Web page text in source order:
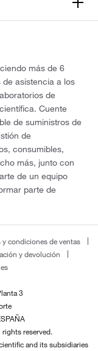
más de 6
asistencia a los
de
Cuente
de suministros de
de
consumibles,
más, junto con
de un equipo
parte de
y condiciones de ventas
y devolución
3
reserved.
and its subsidiaries